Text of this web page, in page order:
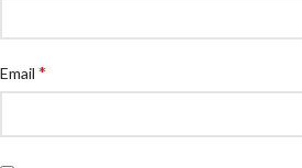
Email *